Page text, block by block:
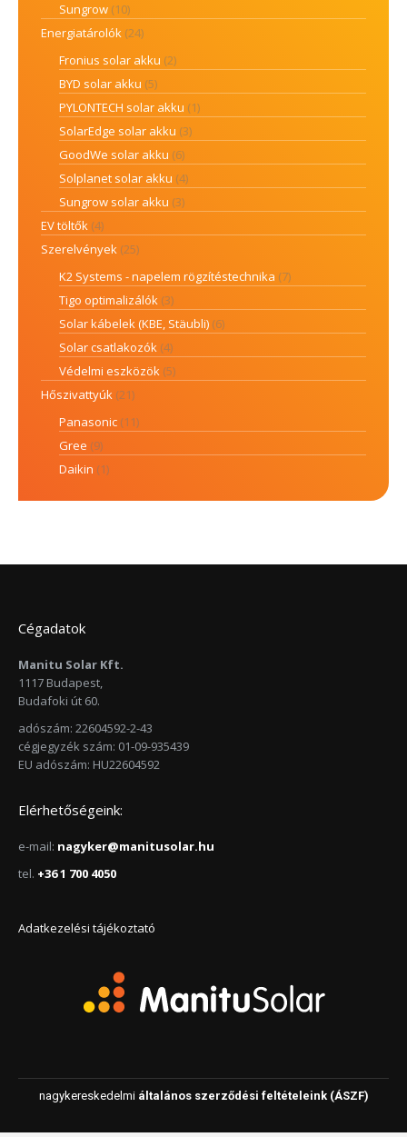
Sungrow (10)
Energiatárolók (24)
Fronius solar akku (2)
BYD solar akku (5)
PYLONTECH solar akku (1)
SolarEdge solar akku (3)
GoodWe solar akku (6)
Solplanet solar akku (4)
Sungrow solar akku (3)
EV töltők (4)
Szerelvények (25)
K2 Systems - napelem rögzítéstechnika (7)
Tigo optimalizálók (3)
Solar kábelek (KBE, Stäubli) (6)
Solar csatlakozók (4)
Védelmi eszközök (5)
Hőszivattyúk (21)
Panasonic (11)
Gree (9)
Daikin (1)
Cégadatok
Manitu Solar Kft.
1117 Budapest,
Budafoki út 60.
adószám: 22604592-2-43
cégjegyzék szám: 01-09-935439
EU adószám: HU22604592
Elérhetőségeink:
e-mail: nagyker@manitusolar.hu
tel. +36 1 700 4050
Adatkezelési tájékoztató
nagykereskedelmi általános szerződési feltételeink (ÁSZF)